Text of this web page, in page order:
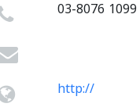
03-8076 1099
http://